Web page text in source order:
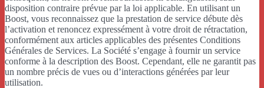
disposition contraire prévue par la loi applicable. En utilisant un
Boost, vous reconnaissez que la prestation de service débute dès
l’activation et renoncez expressément à votre droit de rétractation,
conformément aux articles applicables des présentes Conditions
Générales de Services. La Société s’engage à fournir un service
conforme à la description des Boost. Cependant, elle ne garantit pas
un nombre précis de vues ou d’interactions générées par leur
utilisation.